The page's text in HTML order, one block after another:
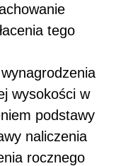
tego
wysokości w
podstawy
naliczenia
rocznego